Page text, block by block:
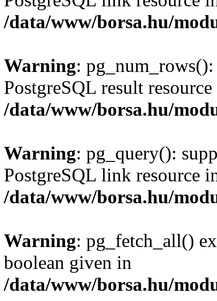
/data/www/borsa.hu/
Warning:
PostgreSQL result
/data/www/borsa.hu/
Warning: pg_query():
PostgreSQL link resource
/data/www/borsa.hu/
Warning: pg_fetch_all()
boolean given in
/data/www/borsa.hu/